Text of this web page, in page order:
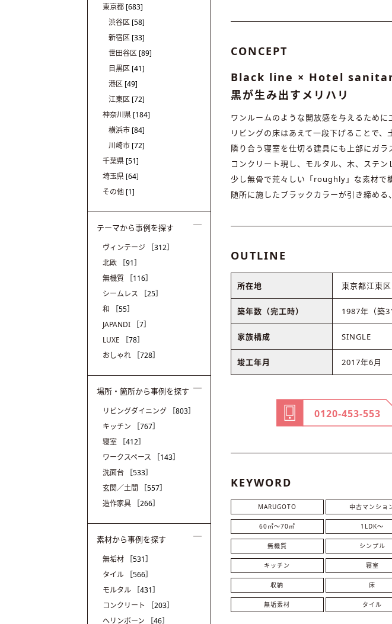
CONCEPT
Black line × Hotel
黒が生み出すメリハリ
ワンルームのような開放感を与えるために
リビングの床はあえて一段下げることで、
隣り合う寝室を仕切る建具にも上部にガ
コンクリート現し、モルタル、木、ステン
少し無骨で荒々しい「roughly」な素材で
随所に施したブラックカラーが引き締める
OUTLINE
所在地 東京都江東区
築年数（完工時） 1987年（築
家族構成 SINGLE
竣工年月 2017年6月
0120-453-553
KEYWORD
MARUGOTO 中古マンショ
60㎡〜70㎡ 1LDK〜
無機質 シンプル
キッチン 寝室
収納 床
無垢素材 タイル
東京都 [683]
渋谷区 [58]
新宿区 [33]
世田谷区 [89]
目黒区 [41]
港区 [49]
江東区 [72]
神奈川県 [184]
横浜市 [84]
川崎市 [72]
千葉県 [51]
埼玉県 [64]
その他 [1]
テーマから事例を探す
ヴィンテージ
［312］
北欧
［91］
無機質
［116］
シームレス
［25］
和
［55］
JAPANDI
［7］
LUXE
［78］
おしゃれ
［728］
場所・箇所から事例を探す
リビングダイニング
［803］
キッチン
［767］
寝室
［412］
ワークスペース
［143］
洗面台
［533］
玄関／土間
［557］
造作家具
［266］
素材から事例を探す
無垢材
［531］
タイル
［566］
モルタル
［431］
コンクリート
［203］
ヘリンボーン
［46］